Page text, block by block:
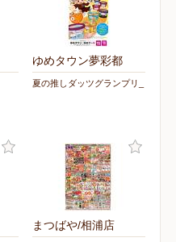
ゆめタウン夢彩都
夏の推しダッツグランプリ_
まつばや/相浦店